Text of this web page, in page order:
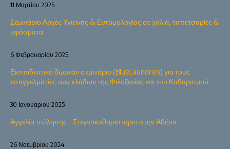
Σεμινάριο Αρχές Υγιεινής & Εντομολογίας σε χαλιά, ταπετσαρίες &
υφάσματα
11 Μαρτίου 2025
Εκπαιδευτικό δωρεάν σεμινάριο (BlueLaundries) για τους
επαγγελματίες των κλάδων της Φιλοξενίας και του Καθαρισμού
6 Φεβρουαρίου 2025
Αγγελία πώλησης – Στεγνοκαθαριστήριο στην Αθήνα
30 Ιανουαρίου 2025
26 Νοεμβρίου 2024